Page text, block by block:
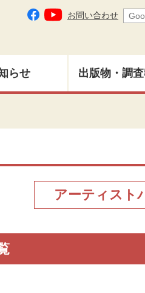
お問い合わせ
らせ 出版物・調
調査研究報
アーティスト